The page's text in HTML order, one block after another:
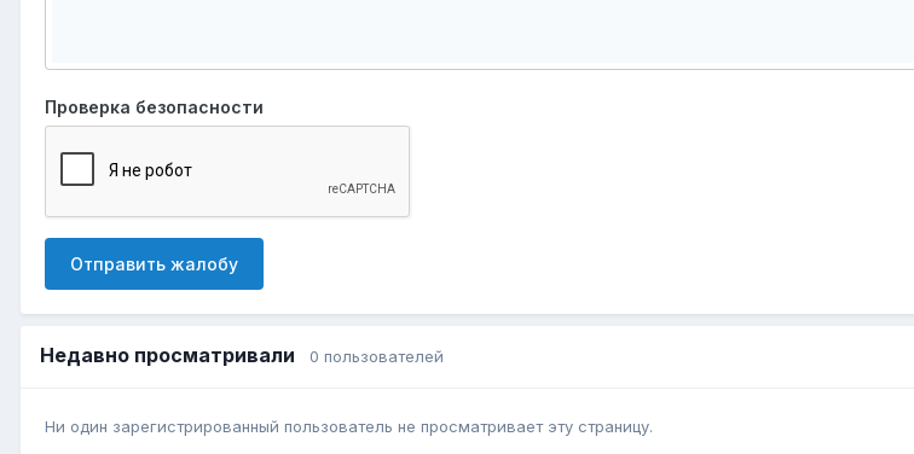
Проверка безопасности
Отправить жалобу
Недавно просматривали 0 пользователей
Ни один зарегистрированный пользователь не просматривает эту страницу.